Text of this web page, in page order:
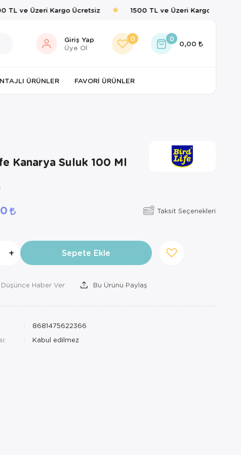
TL ve Üzeri Kargo Ücretsiz 1500 TL ve Üzeri Kargo Ücretsiz
Giriş Yap
Üye Ol
0 0
0,00
ÜRÜNLER FAVORI ÜRÜNLER
Kanarya Suluk 100 Ml
Taksit Seçenekleri
+ Sepete Ekle
Düşünce Haber Ver Bu Ürünü Paylaş
8681475622366